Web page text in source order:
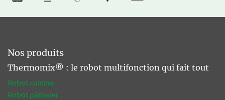
Nos produits
Thermomix® : le robot multifonction qui fait tout
Robot cuisine
Robot pâtissier